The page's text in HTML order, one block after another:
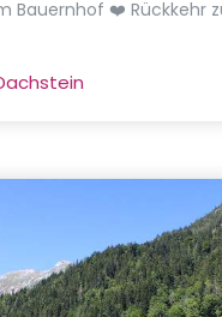
Bauernhof ❤️ Rückkehr